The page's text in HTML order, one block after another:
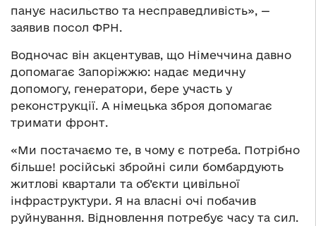
панує насильство та несправедливість», —
заявив посол ФРН.
Водночас він акцентував, що Німеччина давно
допомагає Запоріжжю: надає медичну
допомогу, генератори, бере участь у
реконструкції. А німецька зброя допомагає
тримати фронт.
«Ми постачаємо те, в чому є потреба. Потрібно
більше! російські збройні сили бомбардують
житлові квартали та об’єкти цивільної
інфраструктури. Я на власні очі побачив
руйнування. Відновлення потребує часу та сил.